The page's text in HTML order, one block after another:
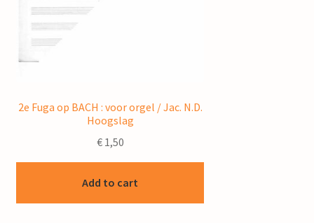
2e Fuga op BACH : voor orgel / Jac. N.D.
Hoogslag
€1,50
Add to cart